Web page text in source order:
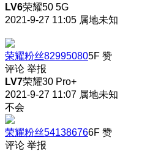
LV6荣耀50 5G
2021-9-27 11:05 属地未知
荣耀粉丝829950805F 赞
评论 举报
LV7荣耀30 Pro+
2021-9-27 11:07 属地未知
不会
荣耀粉丝541386766F 赞
评论 举报